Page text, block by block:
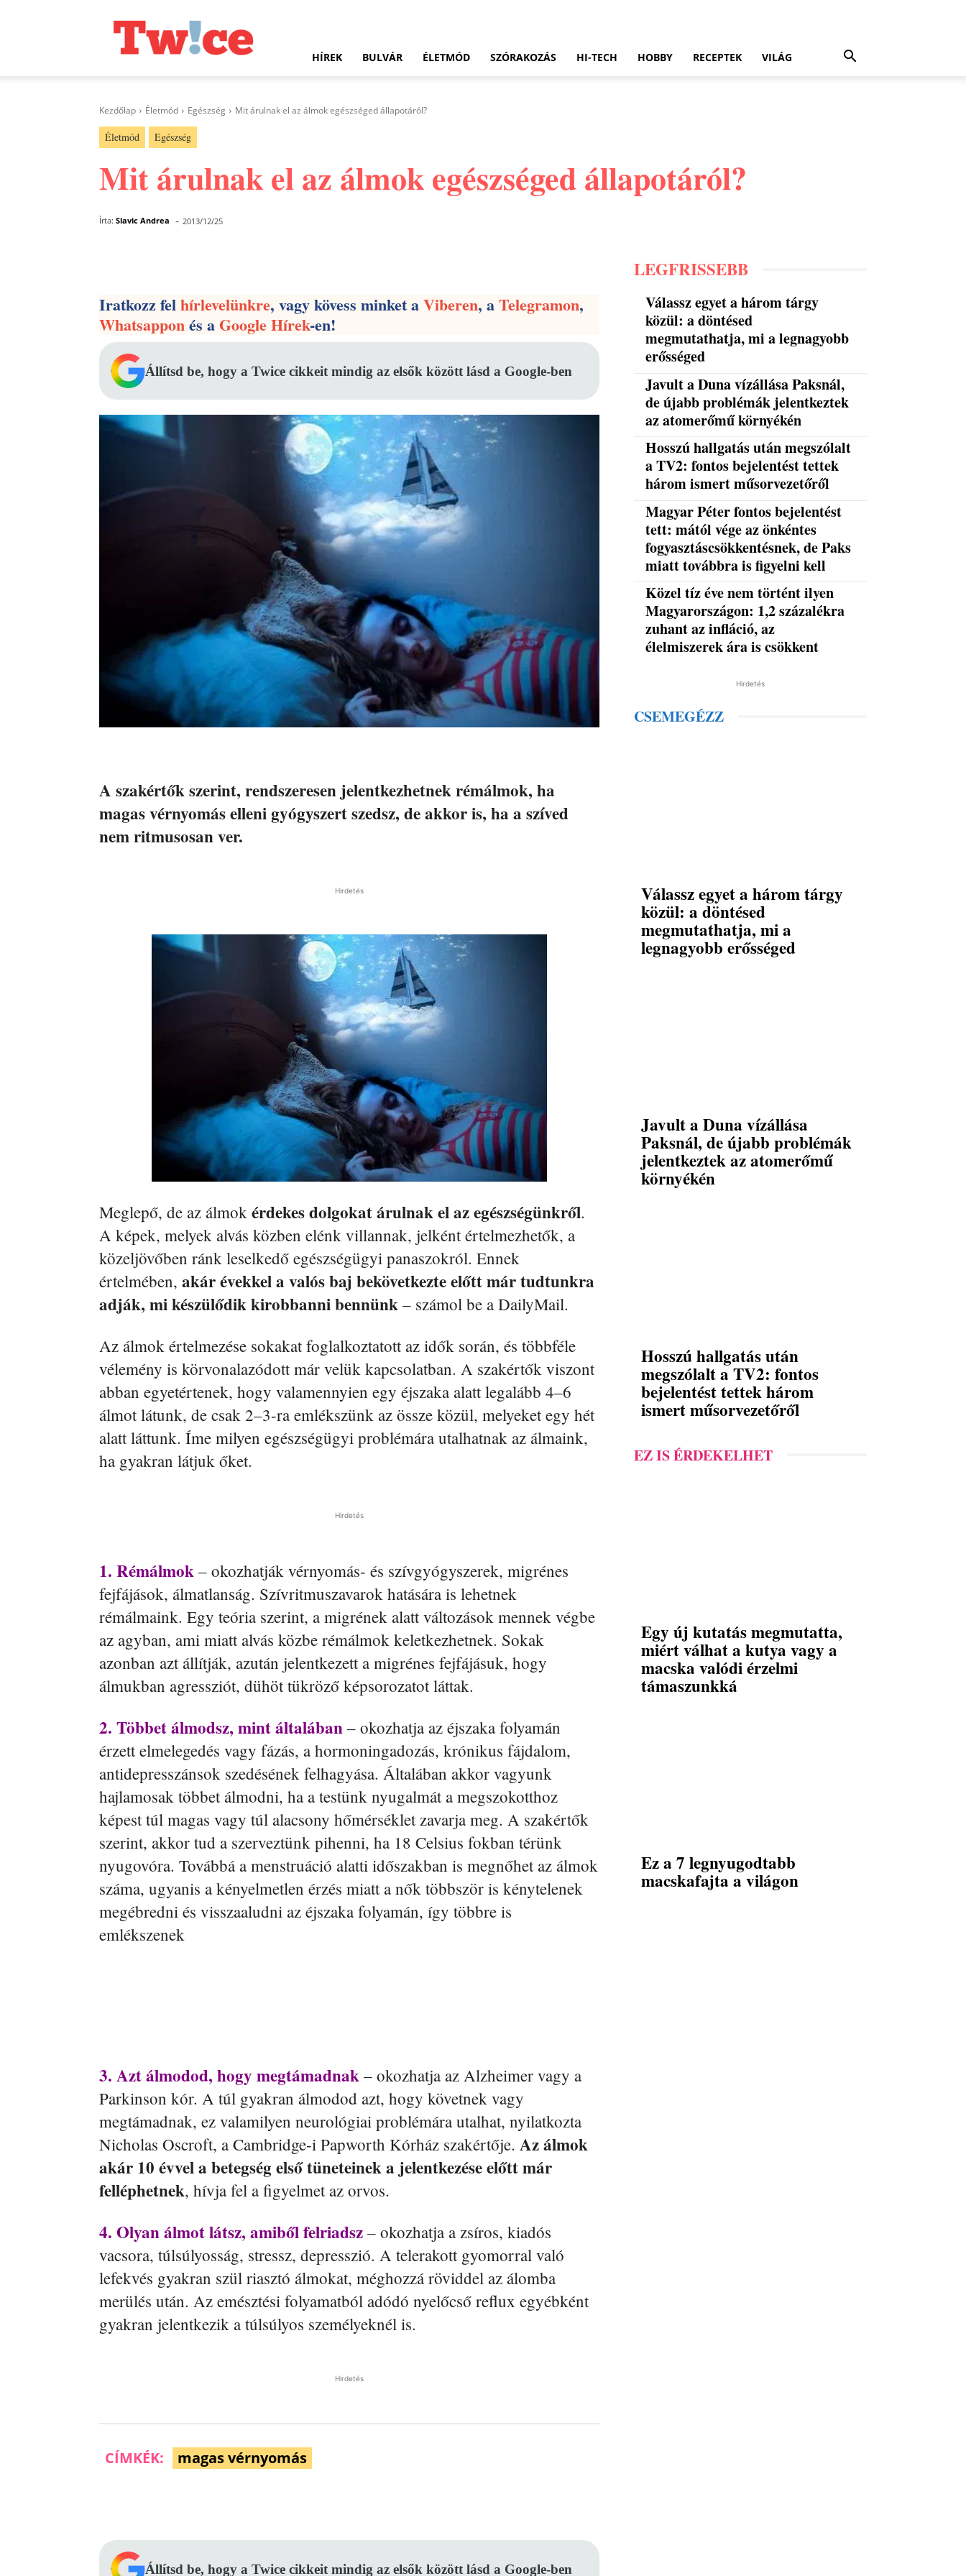
HÍREK BULVÁR ÉLETMÓD SZÓRAKOZÁS HI-TECH HOBBY RECEPTEK VILÁG
Kezdőlap Életmód Egészség Mit árulnak el az álmok egészséged állapotáról?
Életmód Egészség
Mit árulnak el az álmok egészséged állapotáról?
Írta: Slavic Andrea - 2013/12/25
Iratkozz felhírlevelünkre, vagy kövess minket aViberen, aTelegramon,
Whatsapponés aGoogle Hírek-en!
Állítsd be, hogy a Twice cikkeit mindig az elsők között lásd a Google-ben
A szakértők szerint, rendszeresen jelentkezhetnek rémálmok, ha
magas vérnyomás elleni gyógyszert szedsz, de akkor is, ha a szíved
nem ritmusosan ver.
Hirdetés
Meglepő, de az álmok érdekes dolgokat árulnak el az egészségünkről.
A képek, melyek alvás közben elénk villannak, jelként értelmezhetők, a
közeljövőben ránk leselkedő egészségügyi panaszokról. Ennek
értelmében, akár évekkel a valós baj bekövetkezte előtt már tudtunkra
adják, mi készülődik kirobbanni bennünk – számol be a DailyMail.
Az álmok értelmezése sokakat foglalkoztatott az idők során, és többféle
vélemény is körvonalazódott már velük kapcsolatban. A szakértők viszont
abban egyetértenek, hogy valamennyien egy éjszaka alatt legalább 4–6
álmot látunk, de csak 2–3-ra emlékszünk az össze közül, melyeket egy hét
alatt láttunk. Íme milyen egészségügyi problémára utalhatnak az álmaink,
ha gyakran látjuk őket.
Hirdetés
1. Rémálmok – okozhatják vérnyomás- és szívgyógyszerek, migrénes
fejfájások, álmatlanság. Szívritmuszavarok hatására is lehetnek
rémálmaink. Egy teória szerint, a migrének alatt változások mennek végbe
az agyban, ami miatt alvás közbe rémálmok keletkezhetnek. Sokak
azonban azt állítják, azután jelentkezett a migrénes fejfájásuk, hogy
álmukban agressziót, dühöt tükröző képsorozatot láttak.
2. Többet álmodsz, mint általában – okozhatja az éjszaka folyamán
érzett elmelegedés vagy fázás, a hormoningadozás, krónikus fájdalom,
antidepresszánsok szedésének felhagyása. Általában akkor vagyunk
hajlamosak többet álmodni, ha a testünk nyugalmát a megszokotthoz
képest túl magas vagy túl alacsony hőmérséklet zavarja meg. A szakértők
szerint, akkor tud a szerveztünk pihenni, ha 18 Celsius fokban térünk
nyugovóra. Továbbá a menstruáció alatti időszakban is megnőhet az álmok
száma, ugyanis a kényelmetlen érzés miatt a nők többször is kénytelenek
megébredni és visszaaludni az éjszaka folyamán, így többre is
emlékszenek
3. Azt álmodod, hogy megtámadnak – okozhatja az Alzheimer vagy a
Parkinson kór. A túl gyakran álmodod azt, hogy követnek vagy
megtámadnak, ez valamilyen neurológiai problémára utalhat, nyilatkozta
Nicholas Oscroft, a Cambridge-i Papworth Kórház szakértője. Az álmok
akár 10 évvel a betegség első tüneteinek a jelentkezése előtt már
felléphetnek, hívja fel a figyelmet az orvos.
4. Olyan álmot látsz, amiből felriadsz – okozhatja a zsíros, kiadós
vacsora, túlsúlyosság, stressz, depresszió. A telerakott gyomorral való
lefekvés gyakran szül riasztó álmokat, méghozzá röviddel az álomba
merülés után. Az emésztési folyamatból adódó nyelőcső reflux egyébként
gyakran jelentkezik a túlsúlyos személyeknél is.
Hirdetés
CÍMKÉK: magas vérnyomás
Állítsd be, hogy a Twice cikkeit mindig az elsők között lásd a Google-ben
LEGFRISSEBB
Válassz egyet a három tárgy
közül: a döntésed
megmutathatja, mi a legnagyobb
erősséged
Javult a Duna vízállása Paksnál,
de újabb problémák jelentkeztek
az atomerőmű környékén
Hosszú hallgatás után megszólalt
a TV2: fontos bejelentést tettek
három ismert műsorvezetőről
Magyar Péter fontos bejelentést
tett: mától vége az önkéntes
fogyasztáscsökkentésnek, de Paks
miatt továbbra is figyelni kell
Közel tíz éve nem történt ilyen
Magyarországon: 1,2 százalékra
zuhant az infláció, az
élelmiszerek ára is csökkent
Hirdetés
CSEMEGÉZZ
Válassz egyet a három tárgy
közül: a döntésed
megmutathatja, mi a
legnagyobb erősséged
Javult a Duna vízállása
Paksnál, de újabb problémák
jelentkeztek az atomerőmű
környékén
Hosszú hallgatás után
megszólalt a TV2: fontos
bejelentést tettek három
ismert műsorvezetőről
EZ IS ÉRDEKELHET
Egy új kutatás megmutatta,
miért válhat a kutya vagy a
macska valódi érzelmi
támaszunkká
Ez a 7 legnyugodtabb
macskafajta a világon